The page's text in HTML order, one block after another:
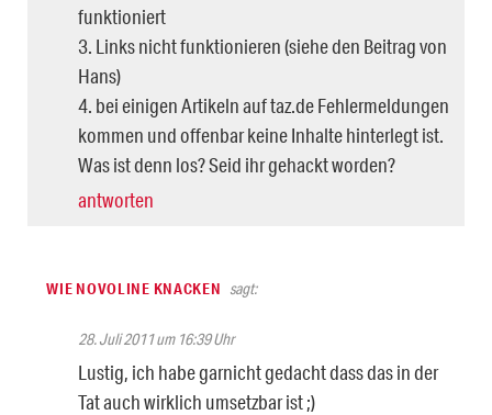
funktioniert
3. Links nicht funktionieren (siehe den Beitrag von
Hans)
4. bei einigen Artikeln auf taz.de Fehlermeldungen
kommen und offenbar keine Inhalte hinterlegt ist.
Was ist denn los? Seid ihr gehackt worden?
antworten
WIE NOVOLINE KNACKEN sagt:
28. Juli 2011 um 16:39 Uhr
Lustig, ich habe garnicht gedacht dass das in der
Tat auch wirklich umsetzbar ist ;)